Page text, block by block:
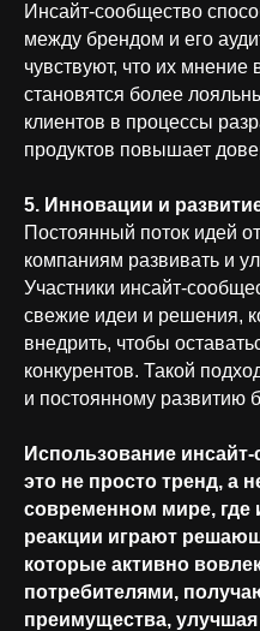
Инсайт-сообщество
между брендом и его
чувствуют, что их
становятся более
клиентов в процессы
продуктов повышает
5. Инновации и
Постоянный поток идей
компаниям развивать и
Участники инсайт-
свежие идеи и решения,
внедрить, чтобы
конкурентов. Такой
и постоянному развитию
Использование
это не просто тренд, а
современном мире, где
реакции играют
которые активно
потребителями,
преимущества,